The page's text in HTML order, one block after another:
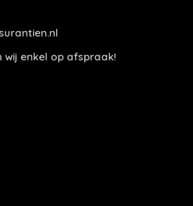
wij enkel op afspraak!